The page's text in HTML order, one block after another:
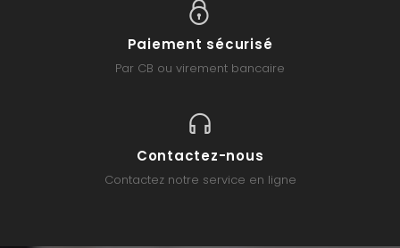
Paiement sécurisé
Par CB ou virement bancaire
Contactez-nous
Contactez notre service en ligne